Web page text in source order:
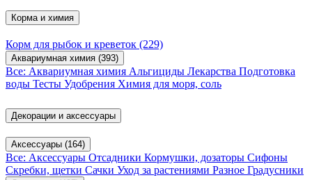
Корма и химия
Корм для рыбок и креветок (229)
Аквариумная химия (393)
Все: Аквариумная химия Альгициды Лекарства Подготовка
воды Тесты Удобрения Химия для моря, соль
Декорации и аксессуары
Аксессуары (164)
Все: Аксессуары Отсадники Кормушки, дозаторы Сифоны
Скребки, щетки Сачки Уход за растениями Разное Градусники